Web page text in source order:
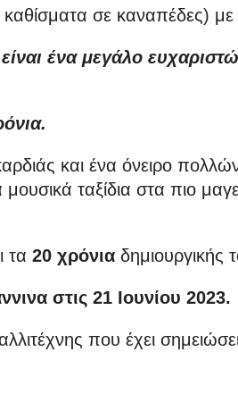
καθίσματα σε καναπέδες)
ένα μεγάλο
και ένα όνειρο
ταξίδια στα πιο
τα 20 χρόνια δημιουργικής
στις 21 Ιουνίου 2023.
που έχει